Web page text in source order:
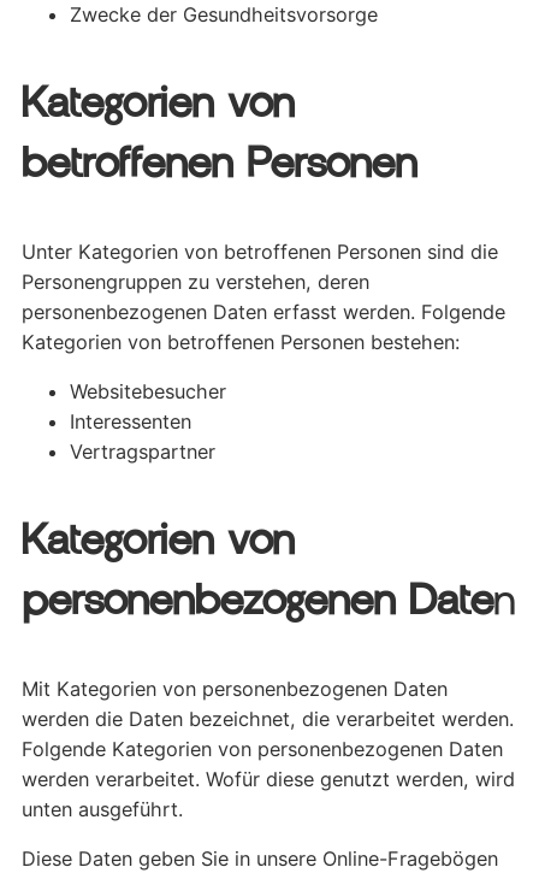
Zwecke der Gesundheitsvorsorge
Kategorien von
betroffenen Personen
Unter Kategorien von betroffenen Personen sind die
Personengruppen zu verstehen, deren
personenbezogenen Daten erfasst werden. Folgende
Kategorien von betroffenen Personen bestehen:
Websitebesucher
Interessenten
Vertragspartner
Kategorien von
personenbezogenen Daten
Mit Kategorien von personenbezogenen Daten
werden die Daten bezeichnet, die verarbeitet werden.
Folgende Kategorien von personenbezogenen Daten
werden verarbeitet. Wofür diese genutzt werden, wird
unten ausgeführt.
Diese Daten geben Sie in unsere Online-Fragebögen